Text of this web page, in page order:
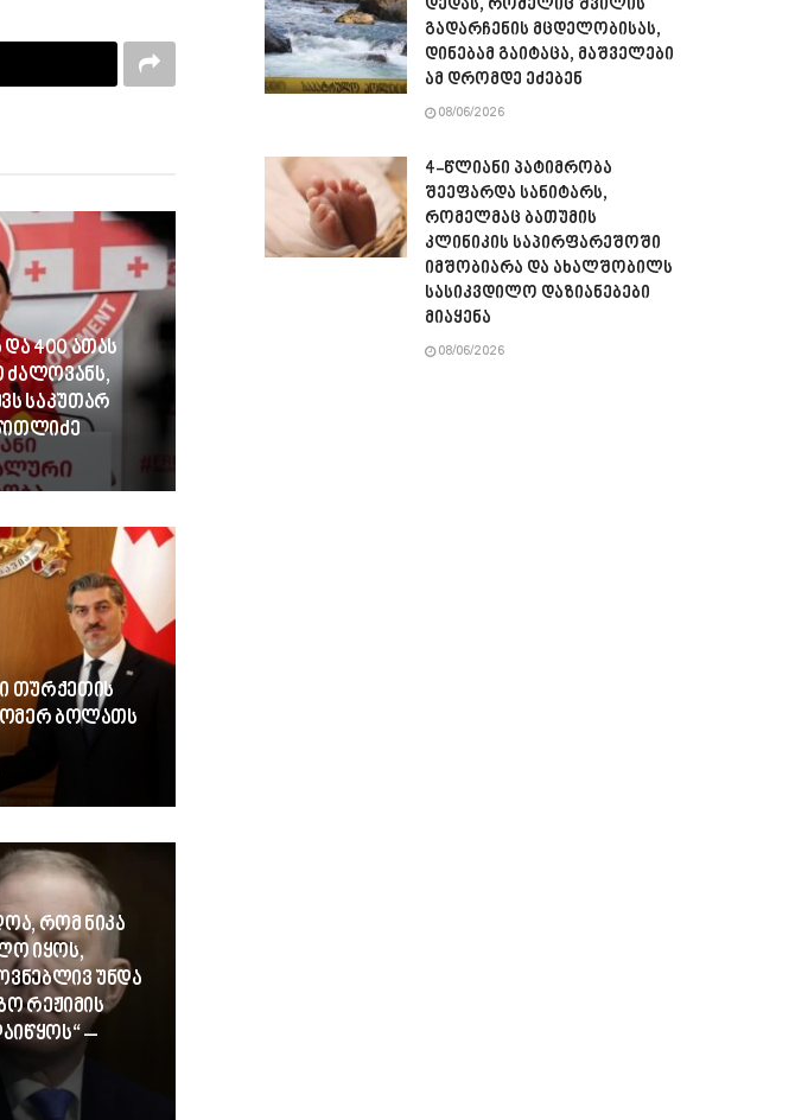
400 ათას
საკუთარ
თურქეთის
ომერ ბოლათს
რომ ნიკა
იყოს,
უნდა
რეჟიმის
–
დედას, რომელიც შვილის
გადარჩენის მცდელობისას,
დინებამ გაიტაცა, მაშველები
ამ დრომდე ეძებენ
08/06/2026
4-წლიანი პატიმრობა
შეეფარდა სანიტარს,
რომელმაც ბათუმის
კლინიკის საპირფარეშოში
იმშობიარა და ახალშობილს
სასიკვდილო დაზიანებები
მიაყენა
08/06/2026